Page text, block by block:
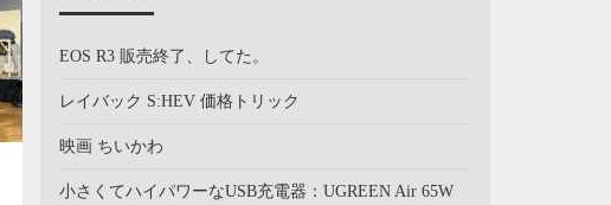
EOS R3 販売終了、してた。
レイバック S:HEV 価格トリック
映画 ちいかわ
小さくてハイパワーなUSB充電器：UGREEN Air 65W